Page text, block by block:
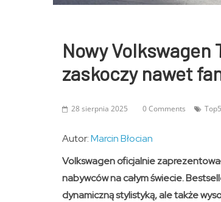
Nowy Volkswagen
zaskoczy nawet
28 sierpnia 2025 0 Comments Top5
Autor:Marcin Błocian
Volkswagen oficjalnie
nabywców na całym świecie.
dynamiczną stylistyką, ale także